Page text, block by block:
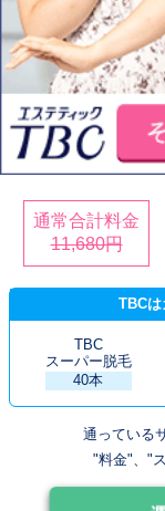
通常合計料金
11,680円
TBCは
TBC
スーパー脱毛
40本
通っている
"料金"、"